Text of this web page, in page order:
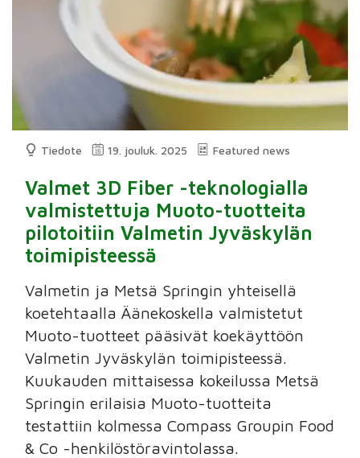
Tiedote 19. jouluk. 2025 Featured news
Valmet 3D Fiber -teknologialla
valmistettuja Muoto-tuotteita
pilotoitiin Valmetin Jyväskylän
toimipisteessä
Valmetin ja Metsä Springin yhteisellä
koetehtaalla Äänekoskella valmistetut
Muoto-tuotteet pääsivät koekäyttöön
Valmetin Jyväskylän toimipisteessä.
Kuukauden mittaisessa kokeilussa Metsä
Springin erilaisia Muoto-tuotteita
testattiin kolmessa Compass Groupin Food
& Co -henkilöstöravintolassa.